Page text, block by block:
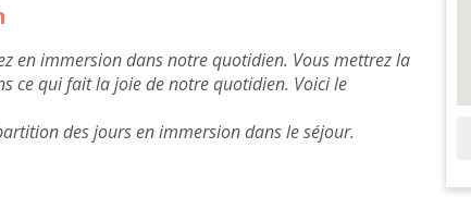
en immersion dans notre quotidien. Vous mettrez la
ce qui fait la joie de notre quotidien. Voici le
des jours en immersion dans le séjour.